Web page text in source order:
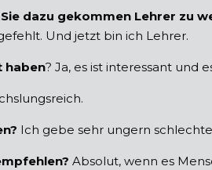
dazu gekommen Lehrer zu
Und jetzt bin ich Lehrer.
haben? Ja, es ist interessant und
Ich gebe sehr ungern
Absolut, wenn es